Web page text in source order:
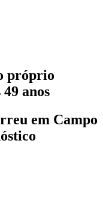
próprio
anos
em Campo